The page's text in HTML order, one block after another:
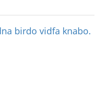
birdo vidfa knabo.